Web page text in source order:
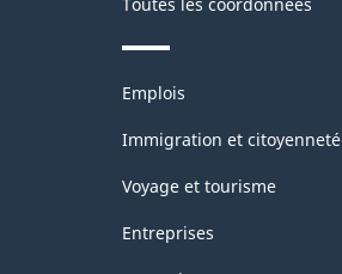
Thèmes
sujets
Emplois
Immigration et citoyenneté
Voyage et tourisme
Entreprises